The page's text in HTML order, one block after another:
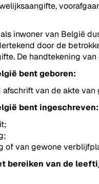
inwoner van België
door de
De handtekening
bent geboren:
van de akte van
bent ingeschreven:
of van gewone
bereiken van de